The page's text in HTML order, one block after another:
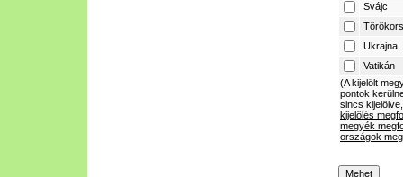
Svájc
Ukrajna
Vatikán
(A kijelölt
pontok
sincs
kijelölés
megyék
országok